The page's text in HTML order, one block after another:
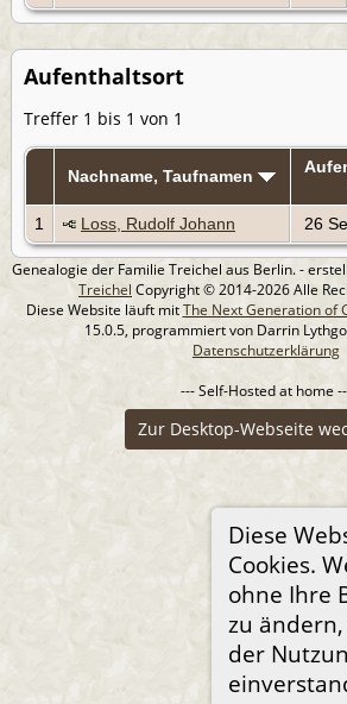
Diese
Cookies.
ohne Ihre
zu
der
Aufenthaltsort
Treffer 1 bis 1 von 1
Nachname, Taufnamen
1 Loss, Rudolf Johann 26
Genealogie der Familie Treichel aus Berlin. -
Treichel Copyright © 2014-2026 Alle
Diese Website läuft mitThe Next Generation of
15.0.5, programmiert von Darrin
Datenschutzerklärung
--- Self-Hosted at home
Zur Desktop-Webseite